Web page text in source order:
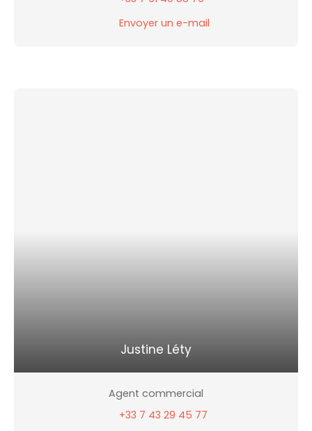
Envoyer un e-mail
Justine Léty
Agent commercial
+33 7 43 29 45 77